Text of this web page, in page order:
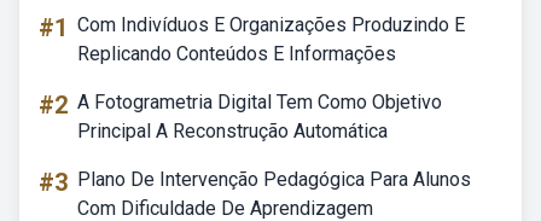
#1 Com Indivíduos E Organizações Produzindo E
Replicando Conteúdos E Informações
#2 A Fotogrametria Digital Tem Como Objetivo
Principal A Reconstrução Automática
#3 Plano De Intervenção Pedagógica Para Alunos
Com Dificuldade De Aprendizagem